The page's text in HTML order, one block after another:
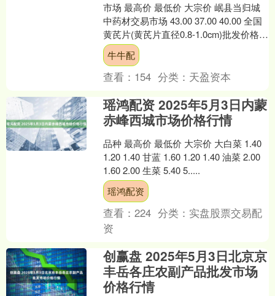
市场 最高价 最低价 大宗价 岷县当归城
中药材交易市场 43.00 37.00 40.00 全国
黄芪片(黄芪片直径0.8-1.0cm)批发价格行
情走势分析牛牛配....
牛牛配
查看： 154 分类： 天盈资本
瑶鸿配资 2025年5月3日内蒙
赤峰西城市场价格行情
品种 最高价 最低价 大宗价 大白菜 1.40
1.20 1.40 甘蓝 1.60 1.20 1.40 油菜 2.00
1.60 2.00 生菜 5.40 5.....
瑶鸿配资
查看：224 分类： 实盘股票交易配
资
创赢盘 2025年5月3日北京京
丰岳各庄农副产品批发市场
价格行情